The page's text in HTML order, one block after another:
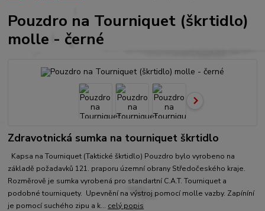
Pouzdro na Tourniquet (škrtidlo)
molle - černé
Zdravotnická sumka na tourniquet škrtidlo
Kapsa na Tourniquet (Taktické škrtidlo) Pouzdro bylo vyrobeno na
základě požadavků 121. praporu územní obrany Středočeského kraje.
Rozměrově je sumka vyrobená pro standartní C.A.T. Tourniquet a
podobné tourniquety. Upevnění na výstroj pomocí molle vazby. Zapíníní
je pomocí suchého zipu a k... celý popis